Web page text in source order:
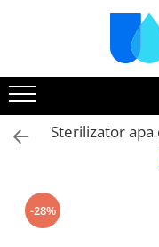
Toate Produsele
Dedurizare
Dedurizator tip Cabinet
Dedurizator Simplex
Carcase si filtre
Filtre 5"
Sterilizator apa
-28%